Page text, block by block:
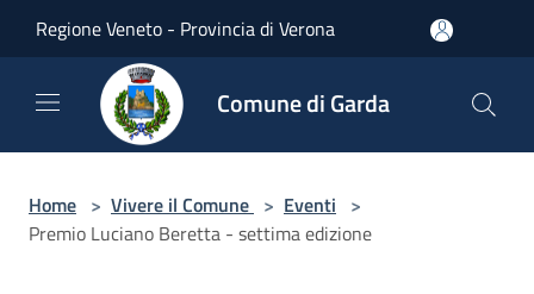
Regione Veneto - Provincia di Verona
Comune di Garda
Home > Vivere il Comune > Eventi >
Premio Luciano Beretta - settima edizione